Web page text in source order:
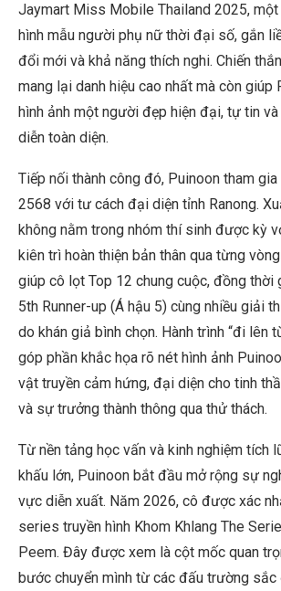
Jaymart Miss Mobile Thailand 2025,
hình mẫu người phụ nữ thời đại số, gắn
đổi mới và khả năng thích nghi. Chiến
mang lại danh hiệu cao nhất mà còn giúp
hình ảnh một người đẹp hiện đại, tự tin
diễn toàn diện.
Tiếp nối thành công đó, Puinoon tham
2568 với tư cách đại diện tỉnh Ranong.
không nằm trong nhóm thí sinh được kỳ
kiên trì hoàn thiện bản thân qua từng
giúp cô lọt Top 12 chung cuộc, đồng thời
5th Runner-up (Á hậu 5) cùng nhiều giải
do khán giả bình chọn. Hành trình “đi lên
góp phần khắc họa rõ nét hình ảnh
vật truyền cảm hứng, đại diện cho tinh
và sự trưởng thành thông qua thử thách.
Từ nền tảng học vấn và kinh nghiệm tích
khấu lớn, Puinoon bắt đầu mở rộng sự
vực diễn xuất. Năm 2026, cô được xác
series truyền hình Khom Khlang The
Peem. Đây được xem là cột mốc quan
bước chuyển mình từ các đấu trường